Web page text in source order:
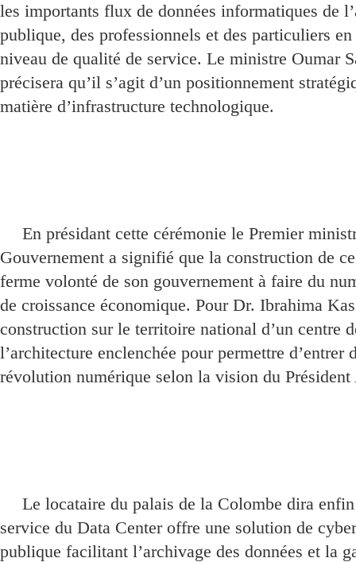
les importants flux de données informatiques de
publique, des professionnels et des particuliers
niveau de qualité de service. Le ministre Oumar
précisera qu’il s’agit d’un positionnement
matière d’infrastructure technologique.
En présidant cette cérémonie le Premier
Gouvernement a signifié que la construction de
ferme volonté de son gouvernement à faire du
de croissance économique. Pour Dr. Ibrahima
construction sur le territoire national d’un centre
l’architecture enclenchée pour permettre d’entrer
révolution numérique selon la vision du
Le locataire du palais de la Colombe dira
service du Data Center offre une solution de
publique facilitant l’archivage des données et la